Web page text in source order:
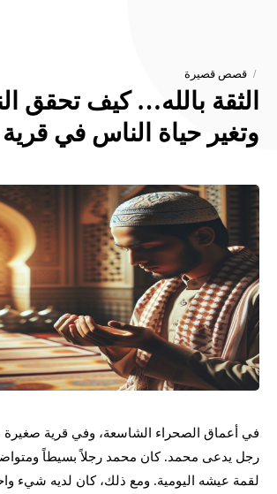
قصص قصيرة
الثقة بالله… كيف تحقق
وتغير حياة الناس في
في أعماق الصحراء الشاسعة، وفي قرية
رجل يدعى محمد. كان محمد رجلاً بسيطاً
لقمة عيشه اليومية. ومع ذلك، كان لديه شيء